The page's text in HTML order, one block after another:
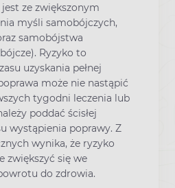
ze zwiększonym
myśli samobójczych,
samobójstwa
Ryzyko to
uzyskania pełnej
może nie nastąpić
tygodni leczenia lub
poddać ścisłej
wystąpienia poprawy. Z
wynika, że ryzyko
zwiększyć się we
do zdrowia.